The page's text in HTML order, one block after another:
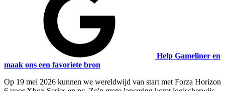
Help Gameliner en
maak ons een favoriete bron
Op 19 mei 2026 kunnen we wereldwijd van start met Forza Horizon